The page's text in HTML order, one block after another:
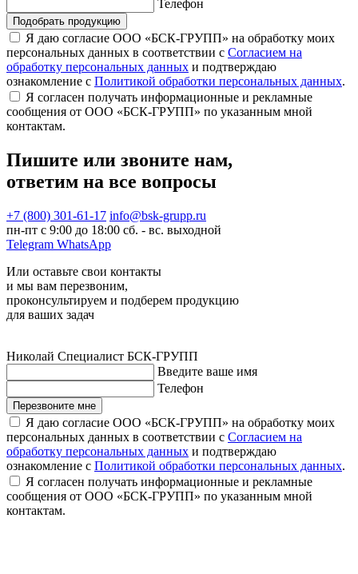
Телефон
Подобрать продукцию
Я даю согласие ООО «БСК-ГРУПП» на обработку моих
персональных данных в соответствии с Согласием на
обработку персональных данных и подтверждаю
ознакомление с Политикой обработки персональных данных.
Я согласен получать информационные и рекламные
сообщения от ООО «БСК-ГРУПП» по указанным мной
контактам.
Пишите или звоните нам,
ответим на все вопросы
+7 (800) 301-61-17 info@bsk-grupp.ru
пн-пт с 9:00 до 18:00 сб. - вс. выходной
Telegram WhatsApp
Или оставьте свои контакты
и мы вам перезвоним,
проконсультируем и подберем продукцию
для ваших задач
Николай Специалист БСК-ГРУПП
Введите ваше имя
Телефон
Перезвоните мне
Я даю согласие ООО «БСК-ГРУПП» на обработку моих
персональных данных в соответствии с Согласием на
обработку персональных данных и подтверждаю
ознакомление с Политикой обработки персональных данных.
Я согласен получать информационные и рекламные
сообщения от ООО «БСК-ГРУПП» по указанным мной
контактам.